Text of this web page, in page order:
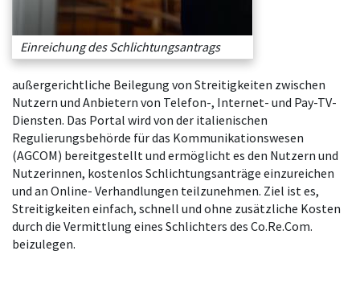
Einreichung des Schlichtungsantrags
außergerichtliche Beilegung von Streitigkeiten zwischen
Nutzern und Anbietern von Telefon-, Internet- und Pay-TV-
Diensten. Das Portal wird von der italienischen
Regulierungsbehörde für das Kommunikationswesen
(AGCOM) bereitgestellt und ermöglicht es den Nutzern und
Nutzerinnen, kostenlos Schlichtungsanträge einzureichen
und an Online- Verhandlungen teilzunehmen. Ziel ist es,
Streitigkeiten einfach, schnell und ohne zusätzliche Kosten
durch die Vermittlung eines Schlichters des Co.Re.Com.
beizulegen.